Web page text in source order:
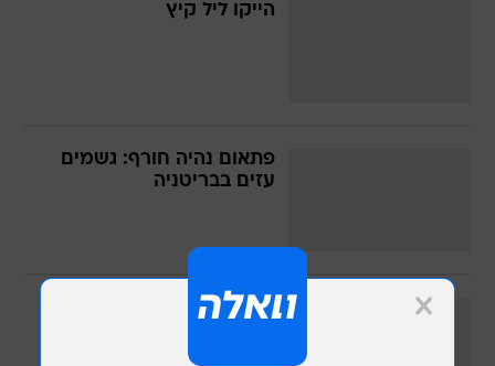
הייקו ליל קיץ
פתאום נהיה חורף: גשמים
עזים בבריטניה
הייקו ליל קיץ